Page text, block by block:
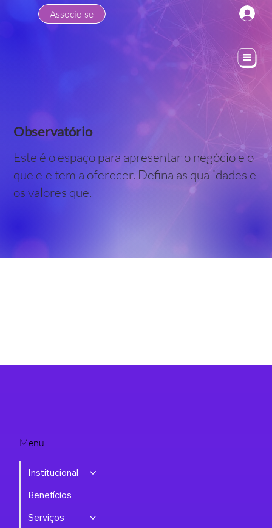
Associe-se
Observatório
Este é o espaço para apresentar o negócio e o
que ele tem a oferecer. Defina as qualidades e
os valores que.
Menu
Institucional
Benefícios
Serviços